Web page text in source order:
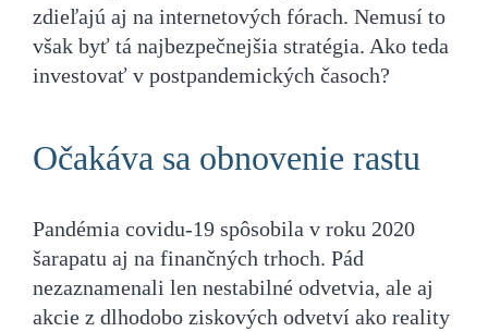
zdieľajú aj na internetových fórach. Nemusí to
však byť tá najbezpečnejšia stratégia. Ako teda
investovať v postpandemických časoch?
Očakáva sa obnovenie rastu
Pandémia covidu-19 spôsobila v roku 2020
šarapatu aj na finančných trhoch. Pád
nezaznamenali len nestabilné odvetvia, ale aj
akcie z dlhodobo ziskových odvetví ako reality